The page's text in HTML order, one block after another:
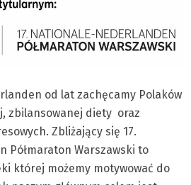
od lat zachęcamy Polaków
zbilansowanej diety oraz
Zbliżający się 17.
Półmaraton Warszawski to
której możemy motywować do